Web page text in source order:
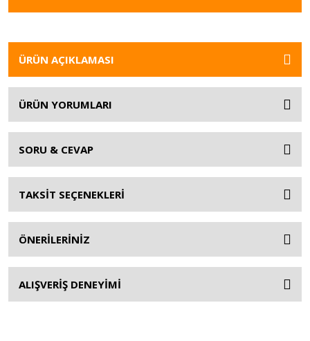
ÜRÜN AÇIKLAMASI
ÜRÜN YORUMLARI
SORU & CEVAP
TAKSİT SEÇENEKLERİ
ÖNERİLERİNİZ
ALIŞVERİŞ DENEYİMİ